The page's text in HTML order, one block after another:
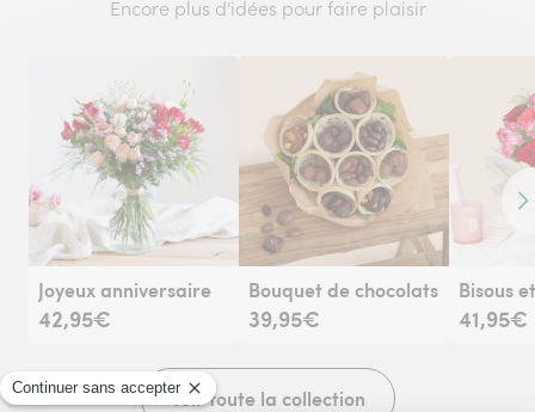
Encore plus d'idées pour faire plaisir
Joyeux anniversaire
42,95€
Bouquet de chocolats
39,95€ 41,95€
Voir toute la collection